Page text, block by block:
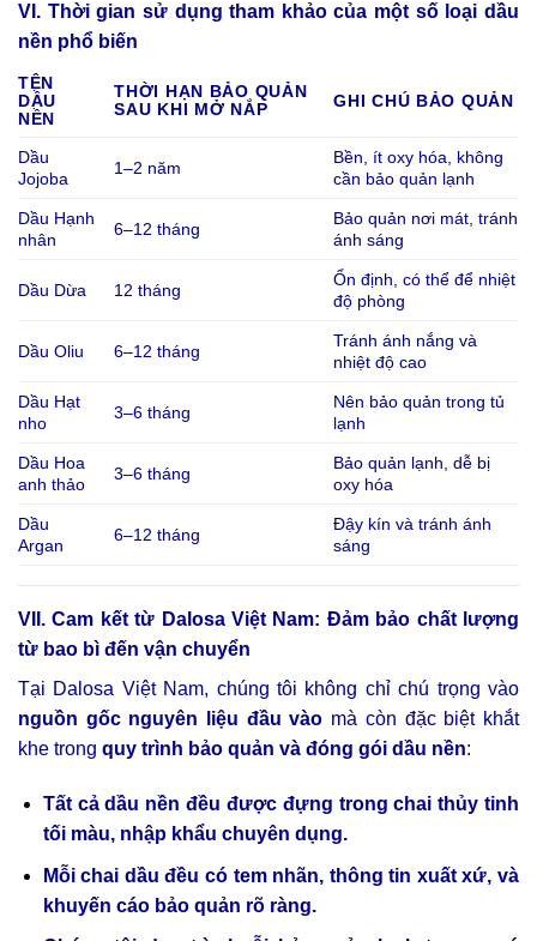
VI. Thời gian sử dụng tham khảo của một số loại dầu
nền phổ biến
TÊN
DẦU
NỀN
THỜI HẠN BẢO QUẢN
SAU KHI MỞ NẮP
GHI CHÚ BẢO QUẢN
Dầu
Jojoba
1–2 năm
Bền, ít oxy hóa, không
cần bảo quản lạnh
Dầu Hạnh
nhân
6–12 tháng
Bảo quản nơi mát, tránh
ánh sáng
Dầu Dừa 12 tháng
Ổn định, có thể để nhiệt
độ phòng
Dầu Oliu 6–12 tháng
Tránh ánh nắng và
nhiệt độ cao
Dầu Hạt
nho
3–6 tháng
Nên bảo quản trong tủ
lạnh
Dầu Hoa
anh thảo
3–6 tháng
Bảo quản lạnh, dễ bị
oxy hóa
Dầu
Argan
6–12 tháng
Đậy kín và tránh ánh
sáng
VII. Cam kết từ Dalosa Việt Nam: Đảm bảo chất lượng
từ bao bì đến vận chuyển
Tại Dalosa Việt Nam, chúng tôi không chỉ chú trọng vào
nguồn gốc nguyên liệu đầu vào mà còn đặc biệt khắt
khe trong quy trình bảo quản và đóng gói dầu nền:
Tất cả dầu nền đều được đựng trong chai thủy tinh
tối màu, nhập khẩu chuyên dụng.
Mỗi chai dầu đều có tem nhãn, thông tin xuất xứ, và
khuyến cáo bảo quản rõ ràng.